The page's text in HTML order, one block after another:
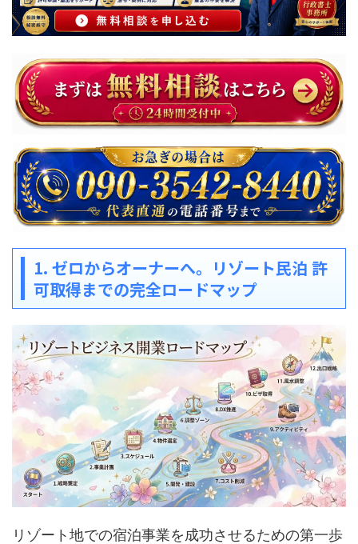
1. ゼロからオーナーへ。リゾート民泊 許
可取得までの完全ロードマップ
リゾート地での宿泊事業を成功させるための第一歩